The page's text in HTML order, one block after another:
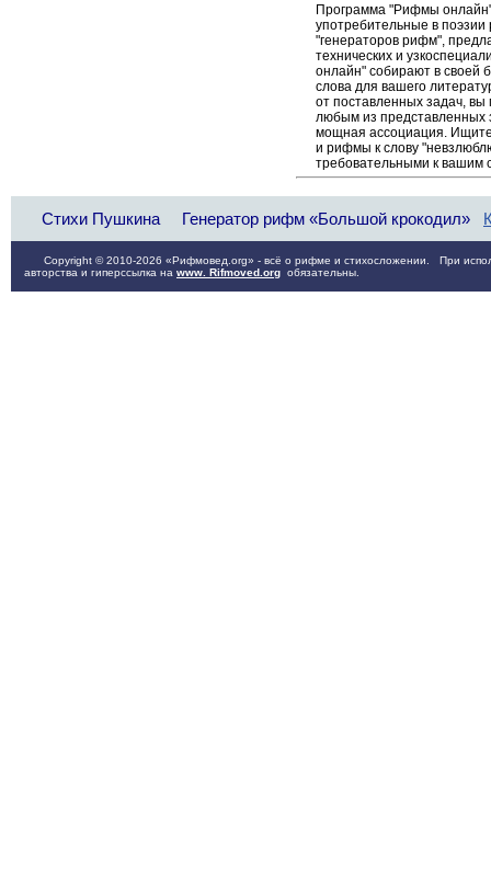
Программа "Рифмы
употребительные в
"генераторов рифм",
технических и
онлайн" собирают в своей
слова для вашего
от поставленных задач,
любым из
мощная ассоциация. Ищите
и рифмы к слову
требовательными к вашим
Стихи Пушкина Генератор рифм «Большой крокодил»
Copyright © 2010-2026 «Рифмовед.org» - всё о рифме и стихосложении. При
авторства и гиперссылка на www. Rifmoved.org обязательны.